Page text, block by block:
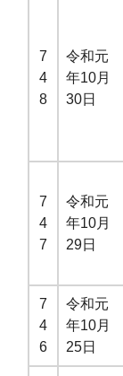
7
4
8
令和元
年10月
30日
7
4
7
令和元
年10月
29日
7
4
6
令和元
年10月
25日